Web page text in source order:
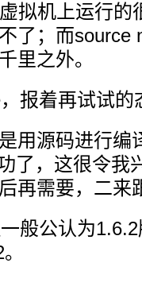
拟机上运行的
了；而source
里之外。
报着再试试的
用源码进行编
了，这很令
再需要，二来
般公认为